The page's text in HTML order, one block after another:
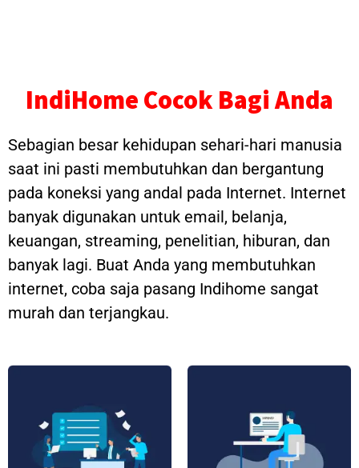
IndiHome Cocok Bagi Anda
Sebagian besar kehidupan sehari-hari manusia
saat ini pasti membutuhkan dan bergantung
pada koneksi yang andal pada Internet. Internet
banyak digunakan untuk email, belanja,
keuangan, streaming, penelitian, hiburan, dan
banyak lagi. Buat Anda yang membutuhkan
internet, coba saja pasang Indihome sangat
murah dan terjangkau.